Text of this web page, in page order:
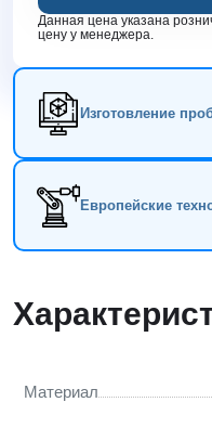
Данная цена указана
цену у менеджера.
Изготовление
Европейские
Материал